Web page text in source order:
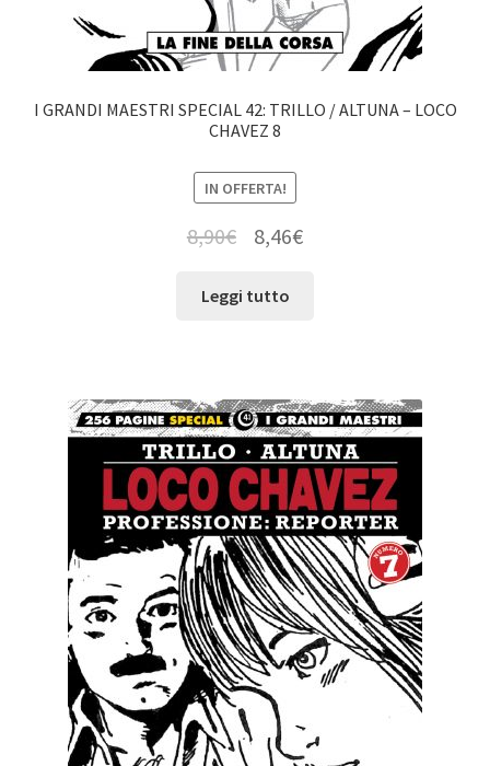
I GRANDI MAESTRI SPECIAL 42: TRILLO / ALTUNA – LOCO
CHAVEZ 8
IN OFFERTA!
8,90€ 8,46€
Leggi tutto